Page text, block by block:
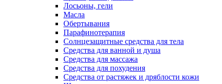
Лосьоны, гели
Масла
Обертывания
Парафинотерапия
Солнцезащитные средства для тела
Средства для ванной и душа
Средства для массажа
Средства для похудения
Средства от растяжек и дряблости кожи